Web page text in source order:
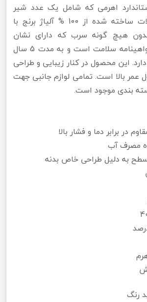
اهرمی که شامل یک عدد شیر
دیواری است. شیرآلات ساخته شده از 100 % آلیاژ برنج با
هیچ گونه سرب که دارای نشان
استاندارد ایران و گواهینامه سلامت است و به مدت 5 سال
این محصول در کنار زیبایی و طراحی
عمر بالا است. تمامی لوازم جانبی جهت
بندی موجود است.
در برابر دما و فشار بالا
مصرف آب
به دلیل طراحی خاص بدنه
رنگ